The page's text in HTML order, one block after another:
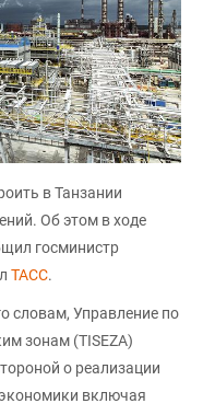
в Танзании
Об этом в ходе
госминистр
ТАСС.
словам, Управление по
зонам (TISEZA)
о реализации
включая